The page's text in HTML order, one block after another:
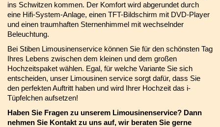
ins Schwitzen kommen. Der Komfort wird abgerundet durch
eine Hifi-System-Anlage, einen TFT-Bildschirm mit DVD-Player
und einen traumhaften Sternenhimmel mit wechselnder
Beleuchtung.
Bei Stiben Limousinenservice können Sie für den schönsten Tag
Ihres Lebens zwischen dem kleinen und dem großen
Hochzeitspaket wählen. Egal, für welche Variante Sie sich
entscheiden, unser Limousinen service sorgt dafür, dass Sie
den perfekten Auftritt haben und wird Ihrer Hochzeit das i-
Tüpfelchen aufsetzen!
Haben Sie Fragen zu unserem Limousinenservice? Dann
nehmen Sie Kontakt zu uns auf, wir beraten Sie gerne